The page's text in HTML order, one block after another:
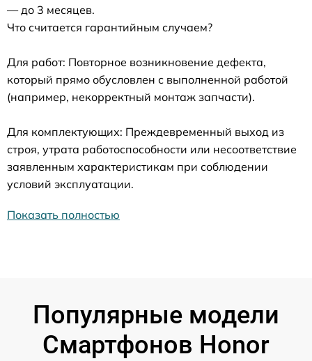
— до 3 месяцев.
Что считается гарантийным случаем?
Для работ: Повторное возникновение дефекта,
который прямо обусловлен с выполненной работой
(например, некорректный монтаж запчасти).
Для комплектующих: Преждевременный выход из
строя, утрата работоспособности или несоответствие
заявленным характеристикам при соблюдении
условий эксплуатации.
Показать полностью
Популярные модели
Смартфонов Honor